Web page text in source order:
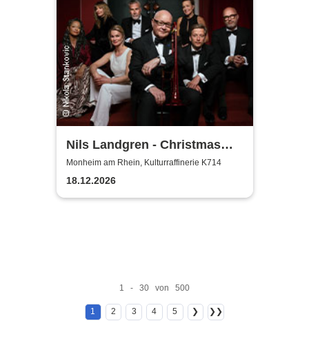
Nils Landgren - Christmas
With My Friends
Monheim am Rhein, Kulturraffinerie K714
18.12.2026
1 - 30 von 500
1 2 3 4 5 ❯ ❯❯